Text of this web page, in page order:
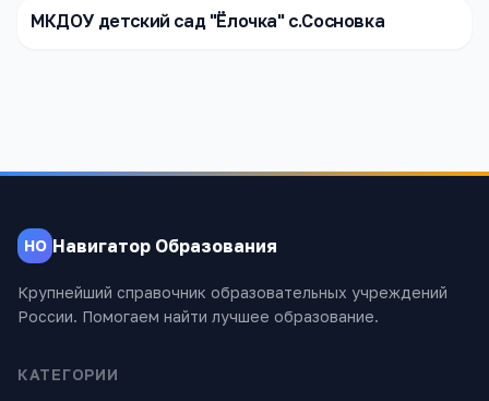
МКДОУ детский сад "Ёлочка" с.Сосновка
НО Навигатор Образования
Крупнейший справочник образовательных учреждений
России. Помогаем найти лучшее образование.
КАТЕГОРИИ